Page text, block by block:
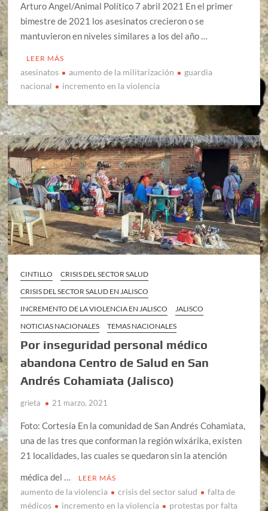
Arturo Angel/Animal Político 7 abril 2021 En el primer
bimestre de 2021 los asesinatos crecieron o se
mantuvieron en niveles similares a los del año …
LEER MÁS
asesinatos aumento de la militarización
guardia
nacional
incremento en la violencia
CINTILLO
CRISIS DEL SECTOR SALUD
CRISIS DEL SECTOR SALUD EN JALISCO
INCREMENTO DE LA VIOLENCIA EN JALISCO
JALISCO
NOTICIAS NACIONALES
TEMAS NACIONALES
Por inseguridad personal médico
abandona Centro de Salud en San
Andrés Cohamiata (Jalisco)
grieta 21 marzo, 2021
Foto: Cortesía En la comunidad de San Andrés Cohamiata,
una de las tres que conforman la región wixárika, existen
21 localidades, las cuales se quedaron sin la atención
médica del …
LEER MÁS
aumento de la violencia crisis del sector salud
falta de
médicos
incremento en la violencia
protestas por falta